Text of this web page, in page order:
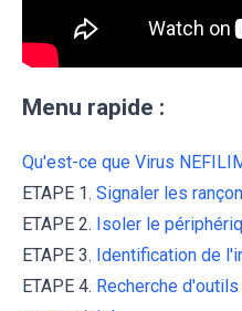
Menu rapide :
Qu'est-ce que Virus
ETAPE 1. Signaler les
ETAPE 2. Isoler le
ETAPE 3. Identification de
ETAPE 4. Recherche